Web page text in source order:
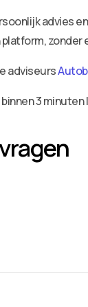
advies
adviseurs
3